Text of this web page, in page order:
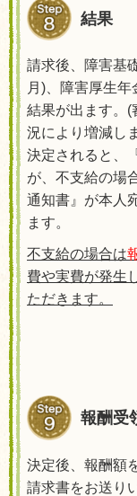
結果
請求後、障害基
月 )、障害厚生年
結果が出ます。 (
況により増減し
決定されると、
が、不支給の場
通知書』が本人
ます。
不支給の場合は
費や実費が発生
ただきます。
報酬受
決定後、報酬額
請求書をお送り